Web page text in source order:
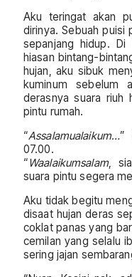
Aku teringat akan
dirinya. Sebuah puisi
sepanjang hidup.
hiasan bintang-
hujan, aku sibuk
kuminum sebelum
derasnya suara riuh
pintu rumah.
“Assalamualaikum…”
07.00.
“Waalaikumsalam,
suara pintu segera
Aku tidak begitu
disaat hujan deras
coklat panas yang
cemilan yang selalu
sering jajan